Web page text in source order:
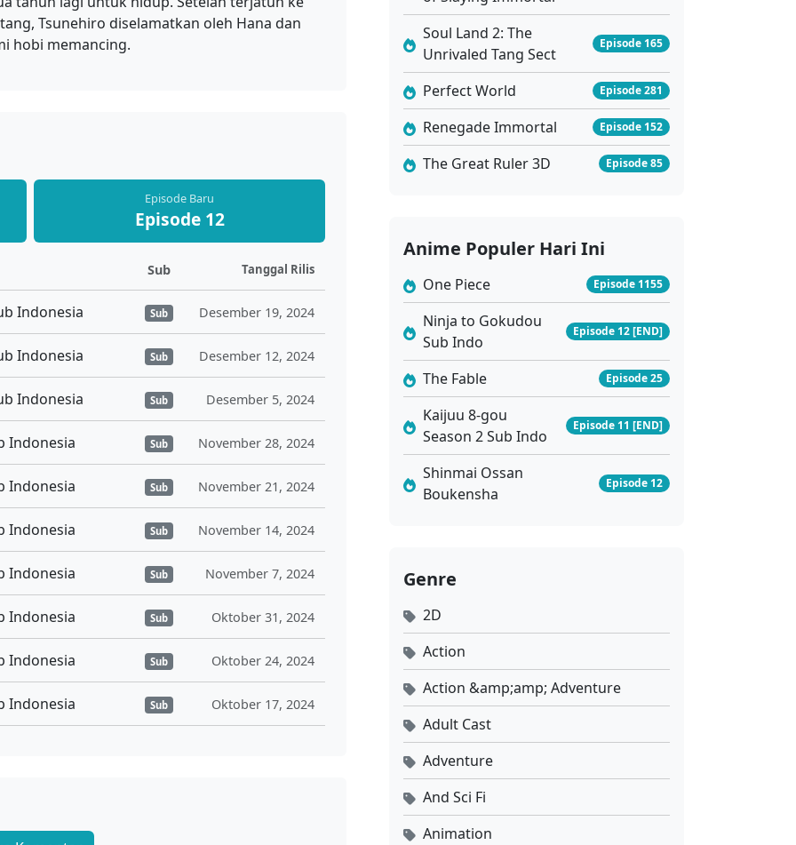
Tsunehiro diselamatkan oleh Hana dan
hobi memancing.
Episode Baru
Episode 12
Sub Tanggal Rilis
Indonesia Sub Desember 19, 2024
Indonesia Sub Desember 12, 2024
Indonesia Sub Desember 5, 2024
Indonesia Sub November 28, 2024
Indonesia Sub November 21, 2024
Indonesia Sub November 14, 2024
Indonesia Sub November 7, 2024
Indonesia Sub Oktober 31, 2024
Indonesia Sub Oktober 24, 2024
Indonesia Sub Oktober 17, 2024
Soul Land 2: The
Unrivaled Tang Sect
Episode 165
Perfect World Episode 281
Renegade Immortal Episode 152
The Great Ruler 3D Episode 85
Anime Populer Hari Ini
One Piece Episode 1155
Ninja to Gokudou
Sub Indo
Episode 12 [END]
The Fable Episode 25
Kaijuu 8-gou
Season 2 Sub Indo
Episode 11 [END]
Shinmai Ossan
Boukensha
Episode 12
Genre
2D
Action
Action &amp;amp; Adventure
Adult Cast
Adventure
And Sci Fi
Animation